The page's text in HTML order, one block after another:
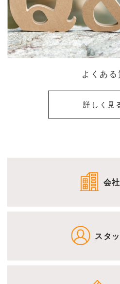
よくある
詳しく見
会
スタ